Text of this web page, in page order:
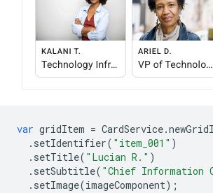
var gridItem = CardService.
. setIdentifier( "item_001" )
. setTitle( "Lucian R." )
. setSubtitle( "Chief Information
. setImage(imageComponent);